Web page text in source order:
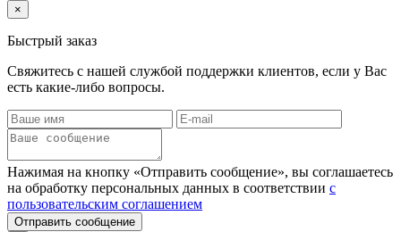
×
Быстрый заказ
Свяжитесь с нашей службой поддержки клиентов, если у Вас
есть какие-либо вопросы.
Нажимая на кнопку «Отправить сообщение», вы соглашаетесь
на обработку персональных данных в соответствии с
пользовательским соглашением
Отправить сообщение